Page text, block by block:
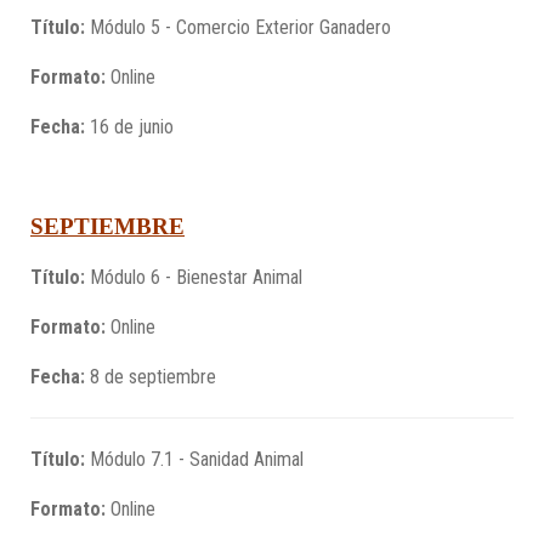
Título: Módulo 5 - Comercio Exterior Ganadero
Formato: Online
Fecha: 16 de junio
SEPTIEMBRE
Título: Módulo 6 - Bienestar Animal
Formato: Online
Fecha: 8 de septiembre
Título: Módulo 7.1 - Sanidad Animal
Formato: Online